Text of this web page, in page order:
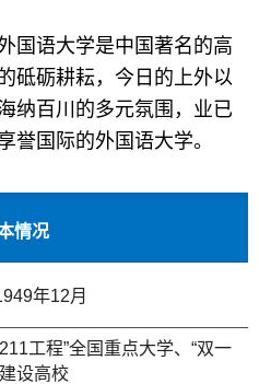
国语大学是中国著名的高
砥砺耕耘，今日的上外以
纳百川的多元氛围，业已
誉国际的外国语大学。
情况
年12月
工程”全国重点大学、“双一
设高校